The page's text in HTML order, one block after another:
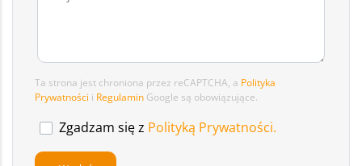
Ta strona jest chroniona przez reCAPTCHA, a Polityka
Prywatności i Regulamin Google są obowiązujące.
Zgadzam się z Polityką Prywatności.